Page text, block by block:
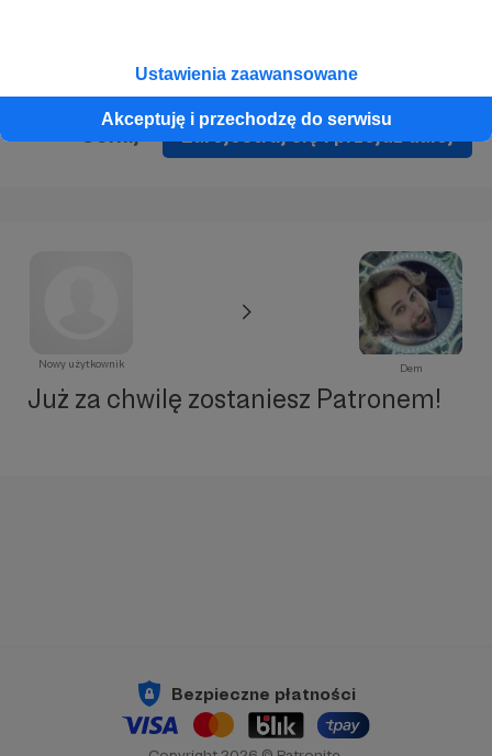
Ustawienia zaawansowane
Akceptuję i przechodzę do serwisu
Zarejestruj się i przejdź dalej
Nowy użytkownik Dem
Już za chwilę zostaniesz Patronem!
Bezpieczne płatności